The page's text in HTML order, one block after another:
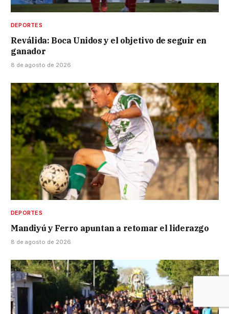
DEPORTES
Reválida: Boca Unidos y el objetivo de seguir en
ganador
8 de agosto de 2026
DEPORTES
Mandiyú y Ferro apuntan a retomar el liderazgo
8 de agosto de 2026